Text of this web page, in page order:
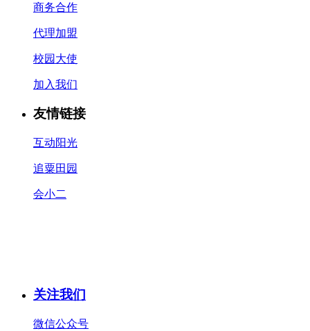
商务合作
代理加盟
校园大使
加入我们
友情链接
互动阳光
追粟田园
会小二
关注我们
微信公众号